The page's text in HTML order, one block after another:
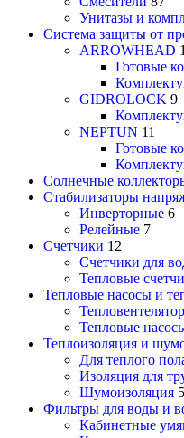
Унитазы и
Система защиты от
ARROWHEAD
Готовые
GIDROLOCK 9
NEPTUN 11
Готовые
Солнечные
Стабилизаторы
Инверторные 6
Релейные 7
Счетчики 12
Счетчики для
Тепловые
Тепловые насосы и
Тепловые
Теплоизоляция и
Для теплого
Изоляция для
Шумоизоляция 5
Фильтры для воды и
Кабинетные